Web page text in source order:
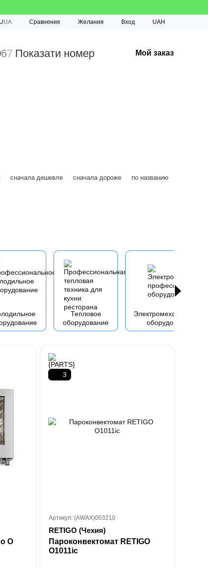
UA Сравнение Желания Вход UAH
67 Показати номер Мой заказ
сначала дешевле сначала дороже по названию
Тепловое
оборудование
Электромеханическое
оборудование
O
3
Артикул: (AWAX)003210
RETIGO (Чехия)
Пароконвектомат RETIGO
О1011ic